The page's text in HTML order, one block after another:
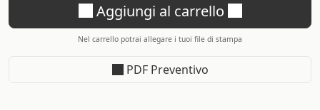
Aggiungi al carrello
Nel carrello potrai allegare i tuoi file di stampa
PDF Preventivo